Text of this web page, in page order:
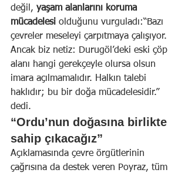
değil, yaşam alanlarını koruma
mücadelesi olduğunu vurguladı:“Bazı
çevreler meseleyi çarpıtmaya çalışıyor.
Ancak biz netiz: Durugöl’deki eski çöp
alanı hangi gerekçeyle olursa olsun
imara açılmamalıdır. Halkın talebi
haklıdır; bu bir doğa mücadelesidir.”
dedi.
“Ordu’nun doğasına birlikte
sahip çıkacağız”
Açıklamasında çevre örgütlerinin
çağrısına da destek veren Poyraz, tüm